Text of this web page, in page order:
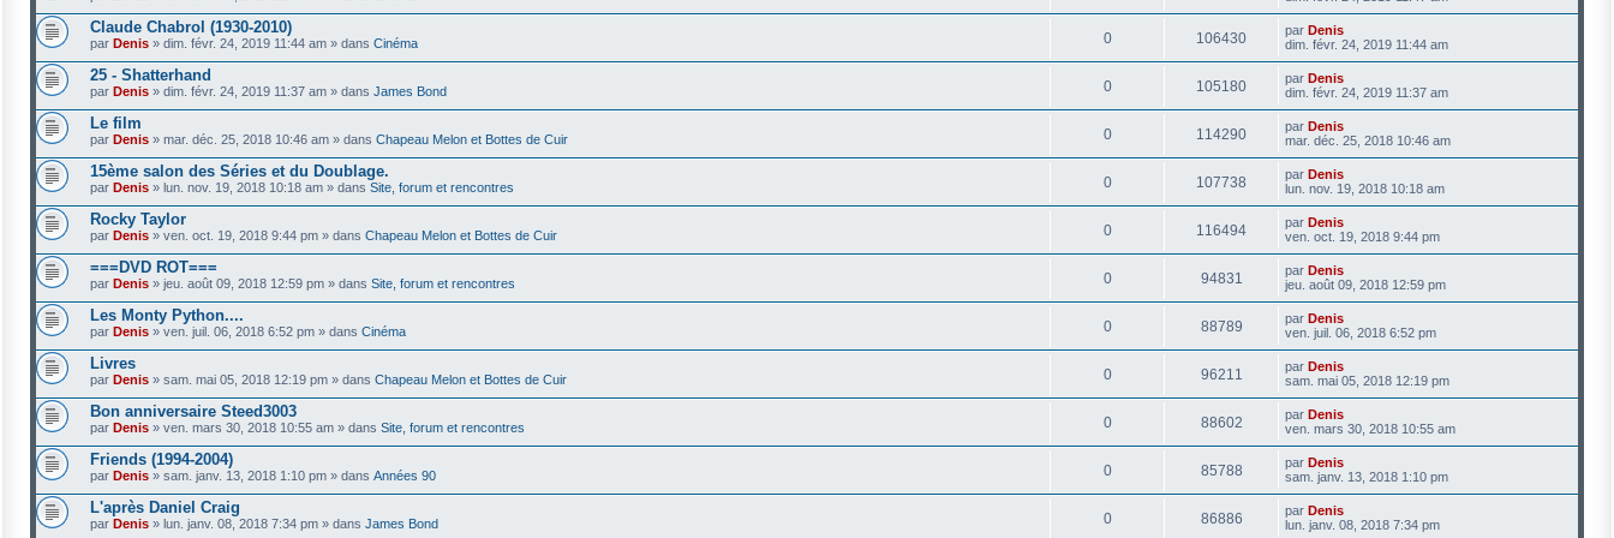
Claude Chabrol (1930-2010)
par Denis » dim. févr. 24, 2019 11:44 am » dans Cinéma 0 106430 par Denis
dim. févr. 24, 2019 11:44 am
25 - Shatterhand
par Denis » dim. févr. 24, 2019 11:37 am » dans James Bond 0 105180 par Denis
dim. févr. 24, 2019 11:37 am
Le film
par Denis » mar. déc. 25, 2018 10:46 am » dans Chapeau Melon et Bottes de Cuir 0 114290 par Denis
mar. déc. 25, 2018 10:46 am
15ème salon des Séries et du Doublage.
par Denis » lun. nov. 19, 2018 10:18 am » dans Site, forum et rencontres 0 107738 par Denis
lun. nov. 19, 2018 10:18 am
Rocky Taylor
par Denis » ven. oct. 19, 2018 9:44 pm » dans Chapeau Melon et Bottes de Cuir 0 116494 par Denis
ven. oct. 19, 2018 9:44 pm
===DVD ROT===
par Denis » jeu. août 09, 2018 12:59 pm » dans Site, forum et rencontres 0 94831 par Denis
jeu. août 09, 2018 12:59 pm
Les Monty Python....
par Denis » ven. juil. 06, 2018 6:52 pm » dans Cinéma 0 88789 par Denis
ven. juil. 06, 2018 6:52 pm
Livres
par Denis » sam. mai 05, 2018 12:19 pm » dans Chapeau Melon et Bottes de Cuir 0 96211 par Denis
sam. mai 05, 2018 12:19 pm
Bon anniversaire Steed3003
par Denis » ven. mars 30, 2018 10:55 am » dans Site, forum et rencontres 0 88602 par Denis
ven. mars 30, 2018 10:55 am
Friends (1994-2004)
par Denis » sam. janv. 13, 2018 1:10 pm » dans Années 90 0 85788 par Denis
sam. janv. 13, 2018 1:10 pm
L'après Daniel Craig
par Denis » lun. janv. 08, 2018 7:34 pm » dans James Bond 0 86886 par Denis
lun. janv. 08, 2018 7:34 pm